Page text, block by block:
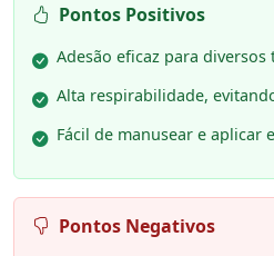
Pontos Positivos
Adesão eficaz para diversos
Alta respirabilidade,
Fácil de manusear e aplicar
Pontos Negativos